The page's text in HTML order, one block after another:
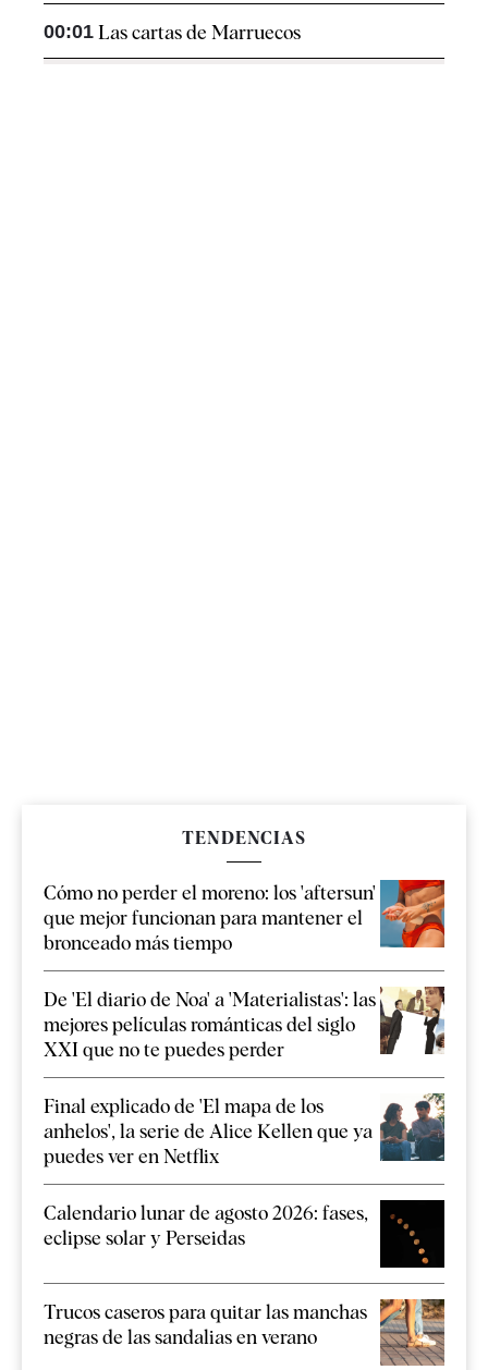
00:01 Las cartas de Marruecos
TENDENCIAS
Cómo no perder el moreno: los 'aftersun'
que mejor funcionan para mantener el
bronceado más tiempo
De 'El diario de Noa' a 'Materialistas': las
mejores películas románticas del siglo
XXI que no te puedes perder
Final explicado de 'El mapa de los
anhelos', la serie de Alice Kellen que ya
puedes ver en Netflix
Calendario lunar de agosto 2026: fases,
eclipse solar y Perseidas
Trucos caseros para quitar las manchas
negras de las sandalias en verano